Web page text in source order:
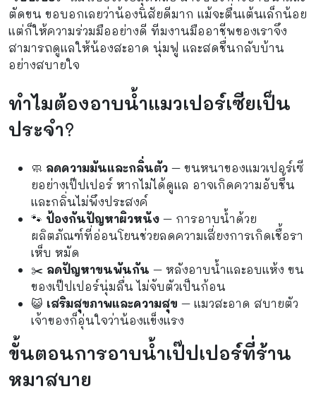
ตัดขน ขอบอกเลยว่าน้องนิสัยดีมาก แม้จะตื่นเต้นเล็กน้อย
แต่ก็ให้ความร่วมมืออย่างดี ทีมงานมืออาชีพของเราจึง
สามารถดูแลให้น้องสะอาด นุ่มฟู และสดชื่นกลับบ้าน
อย่างสบายใจ
ทำไมต้องอาบน้ำแมวเปอร์เซียเป็น
ประจำ?
🧼 ลดความมันและกลิ่นตัว – ขนหนาของแมวเปอร์เซี
ยอย่างเป๊ปเปอร์ หากไม่ได้ดูแล อาจเกิดความอับชื้น
และกลิ่นไม่พึงประสงค์
🐾 ป้องกันปัญหาผิวหนัง – การอาบน้ำด้วย
ผลิตภัณฑ์ที่อ่อนโยนช่วยลดความเสี่ยงการเกิดเชื้อรา
เห็บ หมัด
✂️ ลดปัญหาขนพันกัน – หลังอาบน้ำและอบแห้ง ขน
ของเป๊ปเปอร์นุ่มลื่น ไม่จับตัวเป็นก้อน
😺 เสริมสุขภาพและความสุข – แมวสะอาด สบายตัว
เจ้าของก็อุ่นใจว่าน้องแข็งแรง
ขั้นตอนการอาบน้ำเป๊ปเปอร์ที่ร้าน
หมาสบาย